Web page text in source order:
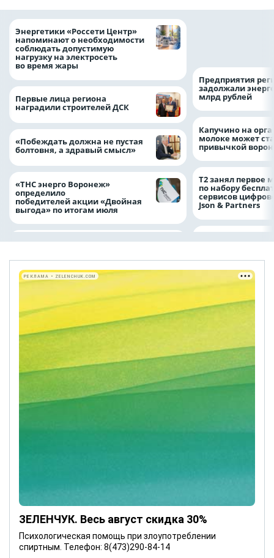
Энергетики «Россети Центр»
напоминают о необходимости
соблюдать допустимую
нагрузку на электросеть
во время жары
Первые лица региона
наградили строителей ДСК
«Побеждать должна не пустая
болтовня, а здравый смысл»
«ТНС энерго Воронеж»
определило
победителей акции «Двойная
выгода» по итогам июля
Предприятия
задолжали
млрд рублей
Капучино на
молоке может
привычкой
Т2 занял первое
по набору
сервисов
Json & Partners
ЗЕЛЕНЧУК. Весь август скидка 30%
Психологическая помощь при злоупотреблении
спиртным. Телефон: 8(473)290-84-14
РЕКЛАМА • ZELENCHUK.COM